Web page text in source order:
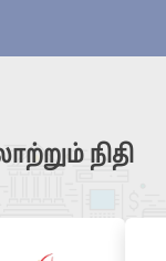
நிதி